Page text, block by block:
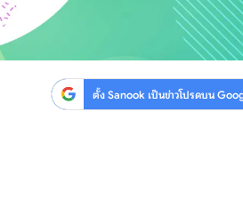
ตั้ง Sanook เป็นข่าวโปรดบน